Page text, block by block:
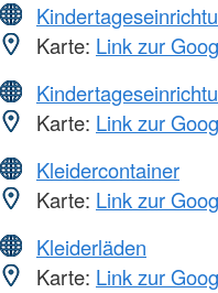
Karte: Link zur
Karte: Link zur
Kleidercontainer
Karte: Link zur
Kleiderläden
Karte: Link zur